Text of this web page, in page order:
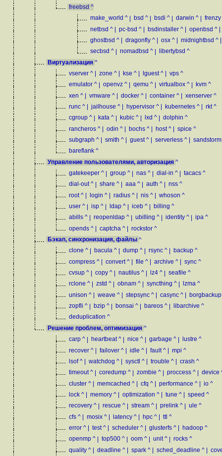
freebsd ^
make_world ^ | bsd ^ | bsdi ^ | darwin ^ | frenzy
netbsd ^ | pc-bsd ^ | bsdinstaller ^ | openbsd ^ |
ghostbsd ^ | dragonfly ^ | osx ^ | midnightbsd ^ |
secbsd ^ | nomadbsd ^ | libertybsd ^
Виртуализация ^
vserver ^ zone ^ kse ^ lguest ^ vps ^
emulator ^ | openvz ^ | qemu ^ | virtualbox ^ | kvm ^
xen ^ | vmware ^ | docker ^ | container ^ | xenserver ^
runc ^ jailhouse ^ hypervisor ^ kubernetes ^ rkt ^
cgroup ^ | kata ^ | kubic ^ | lxd ^ | dolphin ^
rancheros ^ | odin ^ | bochs ^ | host ^ | spice ^
subgraph ^ smith ^ guest ^ serverless ^
sandstorm
bareflank ^
Управление пользователями, авторизация ^
gatekeeper ^ | group ^ | nas ^ | dial-in ^ | tacacs ^
dial-out ^ | share ^ | aaa ^ | auth ^ | nss ^
root ^ | login ^ | radius ^ | nis ^ | whoson ^
user ^ | isp ^ | ldap ^ | iceb ^ | billing ^
abills ^ | reopenldap ^ | ubilling ^ | identity ^ | ipa ^
opends ^ | captcha ^ | rockstor ^
Бэкап, синхронизация, файлы ^
clone ^ | bacula ^ | dump ^ | rsync ^ | backup ^
compress ^ | convert ^ | file ^ | archive ^ | sync ^
cvsup ^ | copy ^ | nautilus ^ | lz4 ^ | seafile ^
rclone ^ | zstd ^ | obnam ^ | syncthing ^ | lzma ^
unison ^ | weave ^ | stepsync ^ | casync ^ | borgbackup
zopfli ^ | bzip ^ | bonsai ^ | bareos ^ | libarchive ^
deduplication ^
Решение проблем, оптимизация ^
carp ^ | heartbeat ^ | nice ^ | garbage ^ | lustre ^
recover ^ | failover ^ | idle ^ | fault ^ | mpi ^
lsof ^ | watchdog ^ | sysctl ^ | trouble ^ | crash ^
timeout ^ | coredump ^ | zombie ^ | proccess ^ | device
cluster ^ | memcached ^ | cfq ^ | performance ^ | io ^
lock ^ | memory ^ | optimization ^ | tune ^ | speed ^
recovery ^ | rescue ^ | stream ^ | prelink ^ | ule ^
cfs ^ | mosix ^ | latency ^ | hpc ^ | ttl ^
error ^ test ^ scheduler ^ glusterfs ^ hadoop ^
openmp ^ | top500 ^ | oom ^ | unit ^ | rocks ^
quality ^ | deadline ^ | spark ^ | sched_deadline ^ |